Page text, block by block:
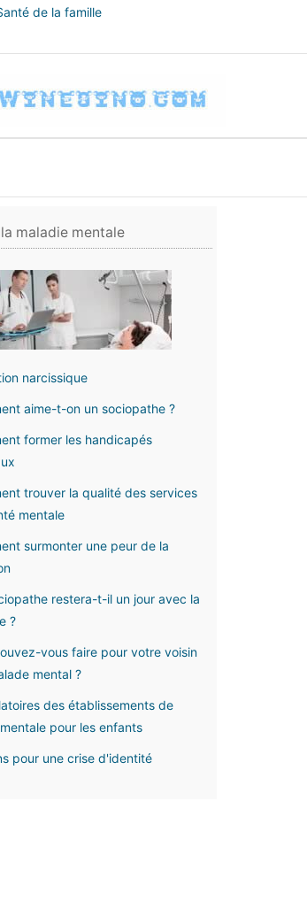
de la famille
maladie mentale
narcissique
aime-t-on un sociopathe ?
former les handicapés
trouver la qualité des services
mentale
surmonter une peur de la
restera-t-il un jour avec la
?
vous faire pour votre voisin
mental ?
des établissements de
pour les enfants
pour une crise d'identité